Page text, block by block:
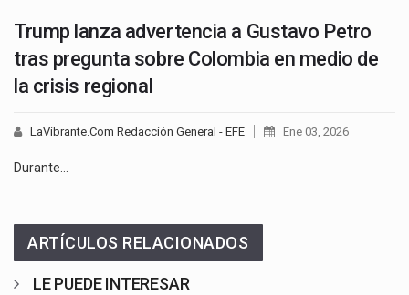
Trump lanza advertencia a Gustavo Petro
tras pregunta sobre Colombia en medio de
la crisis regional
LaVibrante.Com Redacción General - EFE Ene 03, 2026
Durante…
ARTÍCULOS RELACIONADOS
LE PUEDE INTERESAR